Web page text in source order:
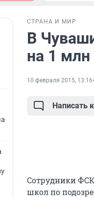
СТРАНА И МИР
В
на 1 млн
10 февраля 2015, 13:16
Написать
Сотрудники
школ по